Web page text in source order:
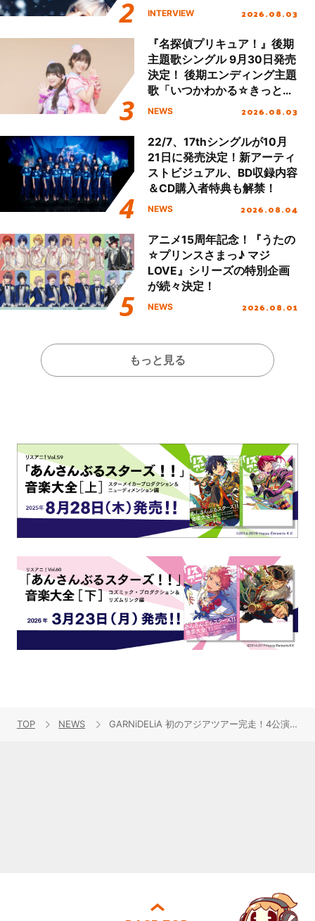
「Amore」インタビュー
INTERVIEW 2026.08.03
『名探偵プリキュア！』後期
主題歌シングル 9月30日発売
決定！ 後期エンディング主題
歌「いつかわかる☆きっとあ
える」TVサイズ先行配信開
NEWS 2026.08.03
22/7、17thシングルが10月
21日に発売決定！新アーティ
ストビジュアル、BD収録内容
＆CD購入者特典も解禁！
NEWS 2026.08.04
アニメ15周年記念！『うたの
☆プリンスさまっ♪ マジ
LOVE』シリーズの特別企画
が続々決定！
NEWS 2026.08.01
もっと見る
TOP NEWS GARNiDELiA 初のアジアツアー完走！4公演で累計4,000人を動員！